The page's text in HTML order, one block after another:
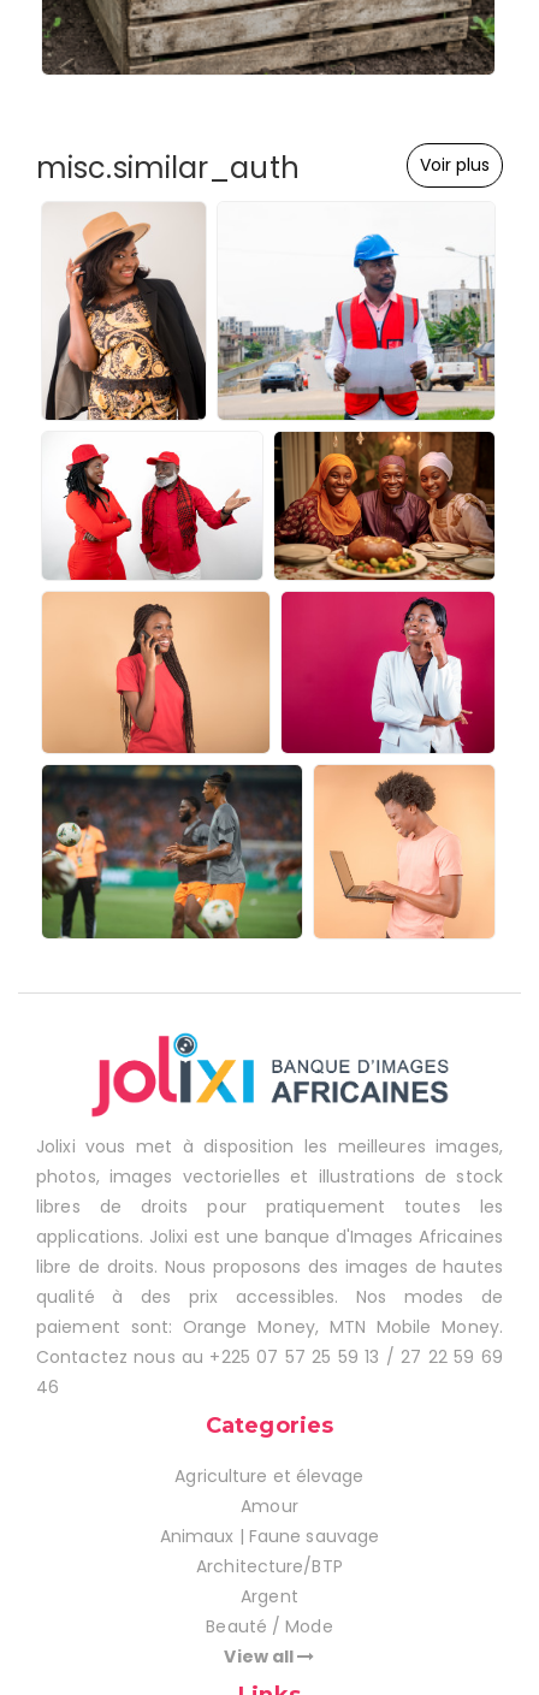
misc.similar_auth Voir plus
Jolixi vous met à disposition les meilleures images,
photos, images vectorielles et illustrations de stock
libres de droits pour pratiquement toutes les
applications. Jolixi est une banque d'Images Africaines
libre de droits. Nous proposons des images de hautes
qualité à des prix accessibles. Nos modes de
paiement sont: Orange Money, MTN Mobile Money.
Contactez nous au +225 07 57 25 59 13 / 27 22 59 69
46
Categories
Agriculture et élevage
Amour
Animaux | Faune sauvage
Architecture/BTP
Argent
Beauté / Mode
View all